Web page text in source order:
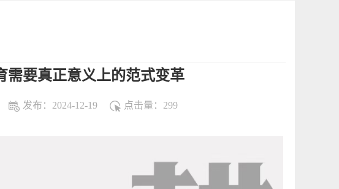
需要真正意义上的范式变革
发布：2024-12-19 点击量： 299